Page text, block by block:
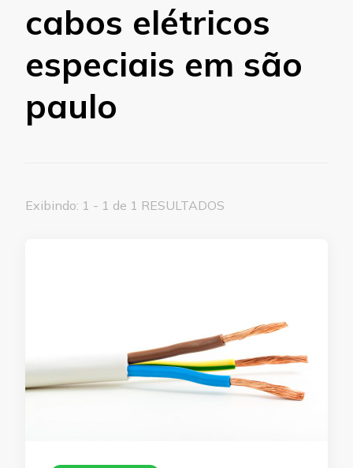
cabos elétricos
especiais em são
paulo
Exibindo: 1 - 1 de 1 RESULTADOS